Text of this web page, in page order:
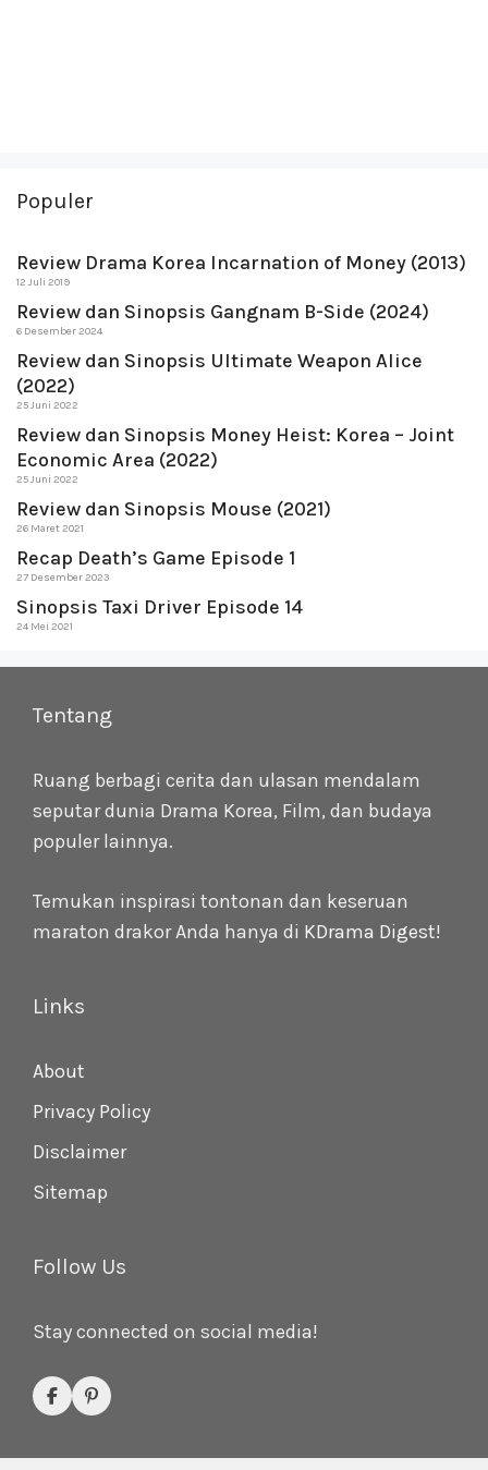
Populer
Review Drama Korea Incarnation of Money (2013)
12 Juli 2019
Review dan Sinopsis Gangnam B-Side (2024)
6 Desember 2024
Review dan Sinopsis Ultimate Weapon Alice
(2022)
25 Juni 2022
Review dan Sinopsis Money Heist: Korea – Joint
Economic Area (2022)
25 Juni 2022
Review dan Sinopsis Mouse (2021)
26 Maret 2021
Recap Death’s Game Episode 1
27 Desember 2023
Sinopsis Taxi Driver Episode 14
24 Mei 2021
Tentang
Ruang berbagi cerita dan ulasan mendalam
seputar dunia Drama Korea, Film, dan budaya
populer lainnya.
Temukan inspirasi tontonan dan keseruan
maraton drakor Anda hanya di KDrama Digest!
Links
About
Privacy Policy
Disclaimer
Sitemap
Follow Us
Stay connected on social media!